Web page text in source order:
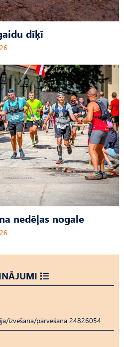
dīķī
nedēļas nogale
izvešana/pārvešana 24826054